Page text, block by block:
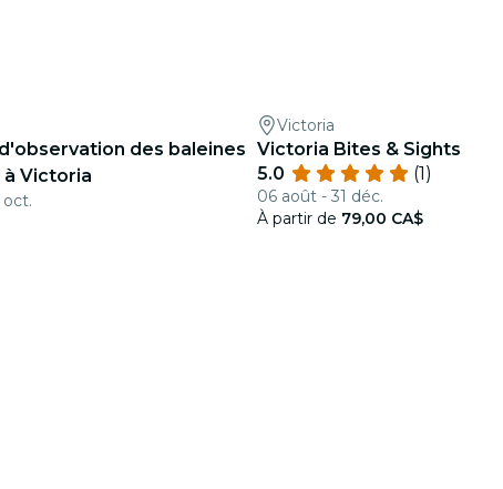
des baleines
à Victoria
oct.
Victoria
Victoria Bites & Sights
5.0
(1)
06 août - 31 déc.
À partir de 79,00 CA$